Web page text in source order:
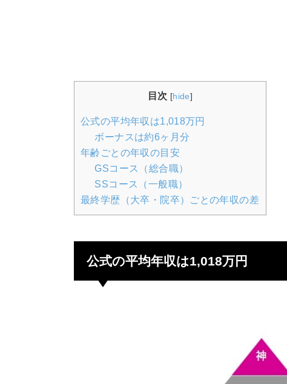
目次 [hide]
公式の平均年収は1,018万円
ボーナスは約6ヶ月分
年齢ごとの年収の目安
GSコース（総合職）
SSコース（一般職）
最終学歴（大卒・院卒）ごとの年収の差
公式の平均年収は1,018万円